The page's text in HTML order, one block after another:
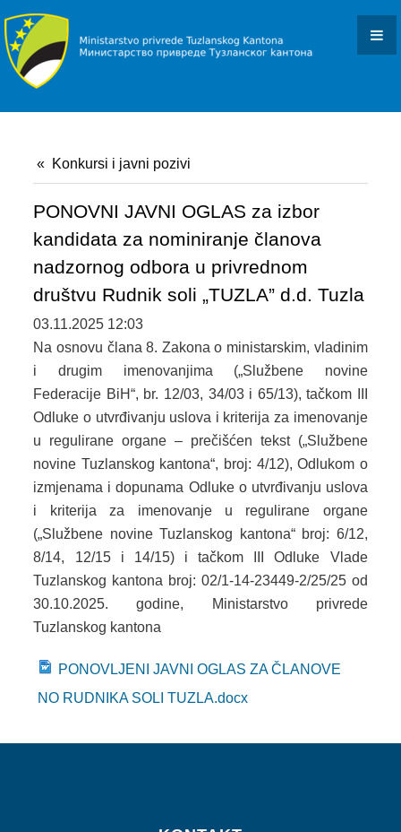
Konkursi i javni pozivi
PONOVNI JAVNI OGLAS za izbor
kandidata za nominiranje članova
nadzornog odbora u privrednom
društvu Rudnik soli „TUZLA” d.d. Tuzla
03.11.2025 12:03
Na osnovu člana 8. Zakona o ministarskim, vladinim
i drugim imenovanjima („Službene novine
Federacije BiH“, br. 12/03, 34/03 i 65/13), tačkom III
Odluke o utvrđivanju uslova i kriterija za imenovanje
u regulirane organe – prečišćen tekst („Službene
novine Tuzlanskog kantona“, broj: 4/12), Odlukom o
izmjenama i dopunama Odluke o utvrđivanju uslova
i kriterija za imenovanje u regulirane organe
(„Službene novine Tuzlanskog kantona“ broj: 6/12,
8/14, 12/15 i 14/15) i tačkom III Odluke Vlade
Tuzlanskog kantona broj: 02/1-14-23449-2/25/25 od
30.10.2025. godine, Ministarstvo privrede
Tuzlanskog kantona
PONOVLJENI JAVNI OGLAS ZA ČLANOVE
NO RUDNIKA SOLI TUZLA.docx
OBAVJEŠTENJA I REZULTATI
DOKUMENTI
OBRASCI
OSTALO
JAVNE NABAVKE
PROJEKTI
BACK ON TRACK
SMART STEP
SYSTEM EU
INDUSTRIAL HUB
ECOTECH INITIATIVE
KONTAKT